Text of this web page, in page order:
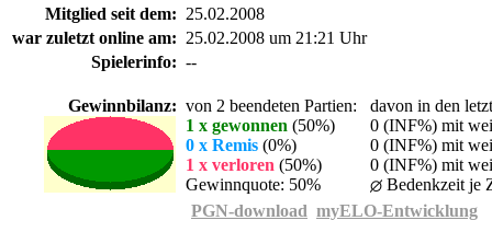
Mitglied seit dem: 25.02.2008
war zuletzt online am: 25.02.2008 um 21:21 Uhr
Spielerinfo: --
Gewinnbilanz: von 2 beendeten Partien: davon in den
1 x gewonnen (50%)
0 (INF%) mit
0 x Remis (0%)
0 (INF%) mit
1 x verloren (50%)
0 (INF%) mit
Gewinnquote: 50%
Bedenkzeit je
PGN-download myELO-Entwicklung